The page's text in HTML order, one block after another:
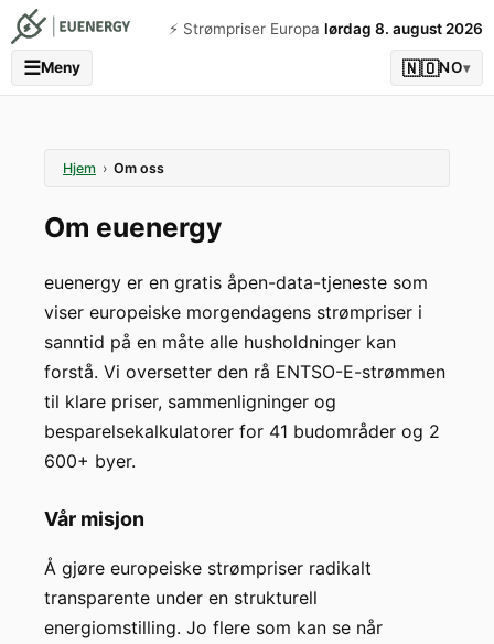
⚡️ Strømpriser Europa lørdag 8. august 2026
☰Meny 🇳🇴NO▾
Hjem › Om oss
Om euenergy
euenergy er en gratis åpen-data-tjeneste som
viser europeiske morgendagens strømpriser i
sanntid på en måte alle husholdninger kan
forstå. Vi oversetter den rå ENTSO-E-strømmen
til klare priser, sammenligninger og
besparelsekalkulatorer for 41 budområder og 2
600+ byer.
Vår misjon
Å gjøre europeiske strømpriser radikalt
transparente under en strukturell
energiomstilling. Jo flere som kan se når